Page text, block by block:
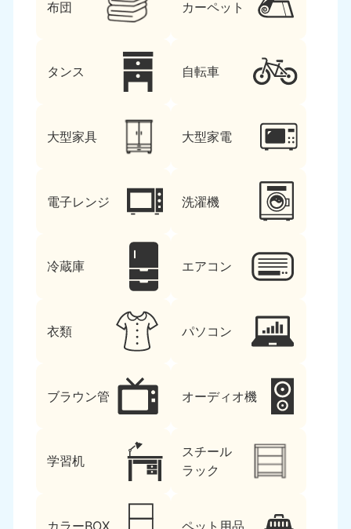
布団 カーペット
タンス 自転車
大型家具 大型家電
電子レンジ 洗濯機
冷蔵庫 エアコン
衣類 パソコン
ブラウン管 オーディオ機
学習机
スチール
ラック